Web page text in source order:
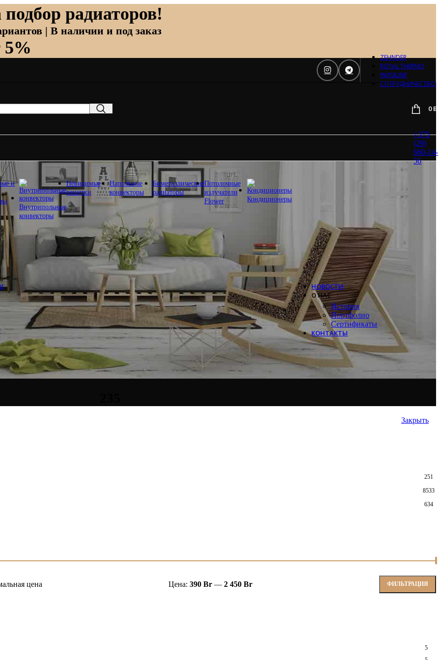
радиаторов!
| В наличии и под заказ
5%
ZEHNDER
ROYAL THERMO
INVISILINE
СОТРУДНИЧЕСТВО
0
и
Внутрипольные
конвекторы
Невидимые
решетки
Напольные
конвекторы
Биметаллические
радиаторы
Потолочные
излучатели
Flower
Кондиционеры
Отопление
Daveti
Royal
Thermo
Hitachi
LG
Systemair
Trox
Salda
VTS
НОВОСТИ
О НАС
История
Портфолио
Сертификаты
КОНТАКТЫ
+375
(29)
660-14-
56
Закрыть
251
8533
634
цена ФИЛЬТРАЦИЯ
Цена:390 Br —2 450 Br
5